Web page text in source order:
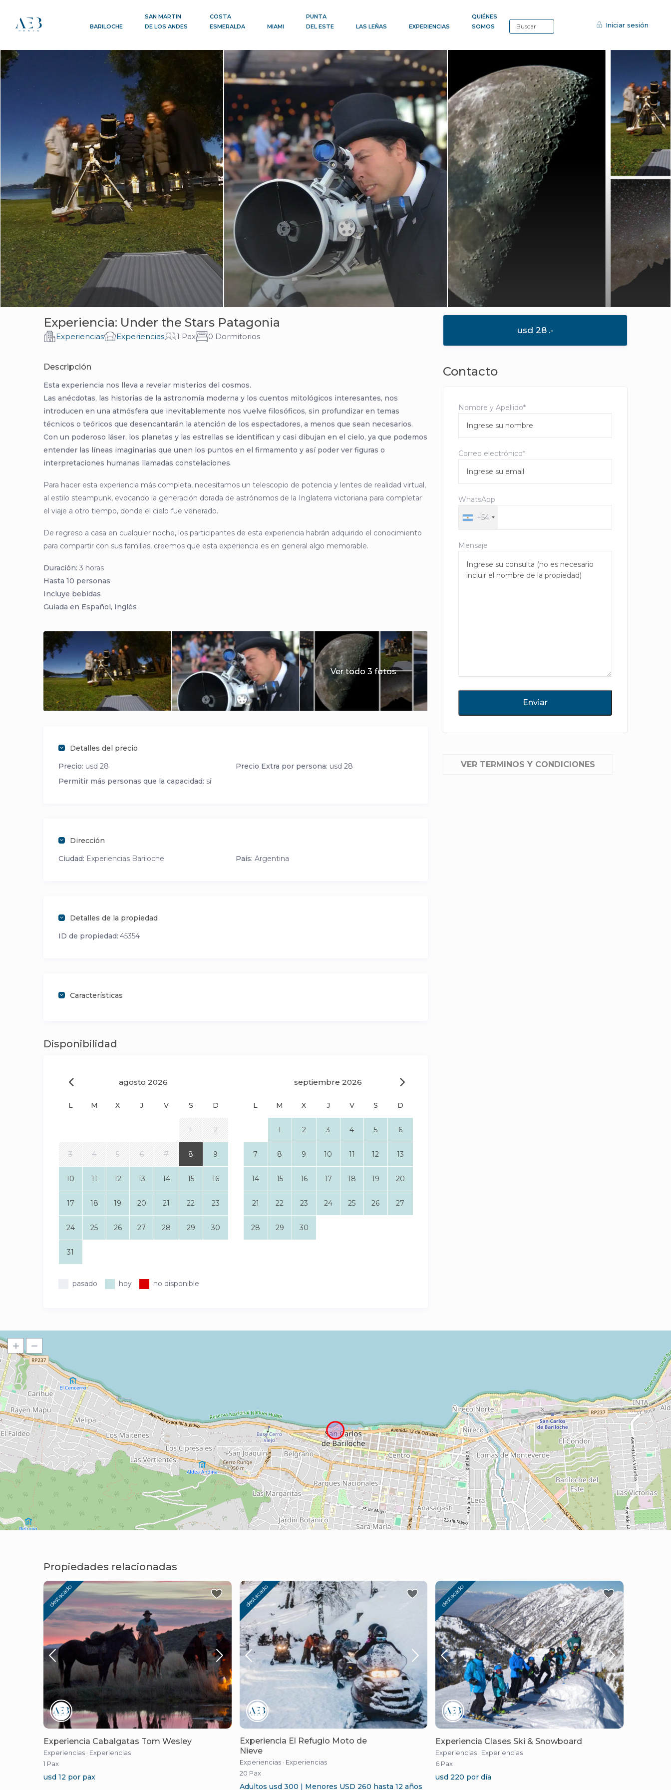
BARILOCHE
SAN MARTIN
DE LOS ANDES
COSTA
ESMERALDA
MIAMI
PUNTA
DEL ESTE
LAS LEÑAS EXPERIENCIAS
QUIÉNES
SOMOS
Iniciar sesión
Experiencia: Under the Stars Patagonia
Experiencias Experiencias 1 Pax 0 Dormitorios
Descripción
Esta experiencia nos lleva a revelar misterios del cosmos.
Las anécdotas, las historias de la astronomía moderna y los cuentos mitológicos interesantes, nos
introducen en una atmósfera que inevitablemente nos vuelve filosóficos, sin profundizar en temas
técnicos o teóricos que desencantarán la atención de los espectadores, a menos que sean necesarios.
Con un poderoso láser, los planetas y las estrellas se identifican y casi dibujan en el cielo, ya que podemos
entender las líneas imaginarias que unen los puntos en el firmamento y así poder ver figuras o
interpretaciones humanas llamadas constelaciones.
Para hacer esta experiencia más completa, necesitamos un telescopio de potencia y lentes de realidad virtual,
al estilo steampunk, evocando la generación dorada de astrónomos de la Inglaterra victoriana para completar
el viaje a otro tiempo, donde el cielo fue venerado.
De regreso a casa en cualquier noche, los participantes de esta experiencia habrán adquirido el conocimiento
para compartir con sus familias, creemos que esta experiencia es en general algo memorable.
Duración: 3 horas
Hasta 10 personas
Incluye bebidas
Guiada en Español, Inglés
Ver todo 3 fotos
Detalles del precio
Precio: usd 28 Precio Extra por persona: usd 28
Permitir más personas que la capacidad: sí
Dirección
Ciudad: Experiencias Bariloche País: Argentina
Detalles de la propiedad
ID de propiedad: 45354
Características
Disponibilidad
agosto 2026
L M X J V S D
1 2
3 4 5 6 7 8 9
10 11 12 13 14 15 16
17 18 19 20 21 22 23
24 25 26 27 28 29 30
31
septiembre 2026
L M X J V S D
1 2 3 4 5 6
7 8 9 10 11 12 13
14 15 16 17 18 19 20
21 22 23 24 25 26 27
28 29 30
pasado hoy no disponible
usd 28 .-
Contacto
Nombre y Apellido*
Correo electrónico*
WhatsApp
+54
Mensaje
VER TERMINOS Y CONDICIONES
Propiedades relacionadas
destacado
Experiencia Cabalgatas Tom Wesley
Experiencias · Experiencias
1 Pax
usd 12 por pax
destacado
Experiencia El Refugio Moto de
Nieve
Experiencias · Experiencias
20 Pax
Adultos usd 300 | Menores USD 260 hasta 12 años
destacado
Experiencia Clases Ski & Snowboard
Experiencias · Experiencias
6 Pax
usd 220 por día